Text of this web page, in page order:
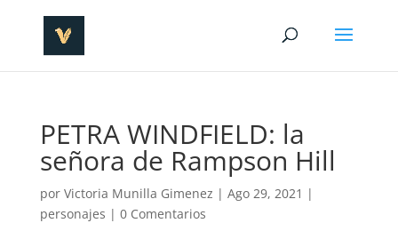
PETRA WINDFIELD: la
señora de Rampson Hill
por Victoria Munilla Gimenez | Ago 29, 2021 |
personajes | 0 Comentarios